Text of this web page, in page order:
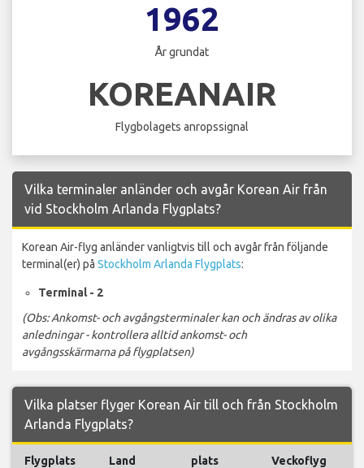
1962
År grundat
KOREANAIR
Flygbolagets anropssignal
Vilka terminaler anländer och avgår Korean Air från
vid Stockholm Arlanda Flygplats?
Korean Air-flyg anländer vanligtvis till och avgår från följande
terminal(er) på Stockholm Arlanda Flygplats:
Terminal - 2
(Obs: Ankomst- och avgångsterminaler kan och ändras av olika
anledningar - kontrollera alltid ankomst- och
avgångsskärmarna på flygplatsen)
Vilka platser flyger Korean Air till och från Stockholm
Arlanda Flygplats?
Flygplats Land plats Veckoflyg